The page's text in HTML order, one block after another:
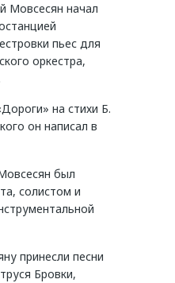
Мовсесян начал
пьес для
оркестра,
на стихи Б.
он написал в
был
солистом и
принесли песни
Бровки,